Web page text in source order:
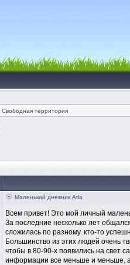
Свободная территория
Маленький дневник Atla
Всем привет! Это мой личный
За последние несколько лет
сложилась по разному. кто-то
Большинство из этих людей очень
чтобы в 80-90-х появились на свет
информации все меньше и меньше, а